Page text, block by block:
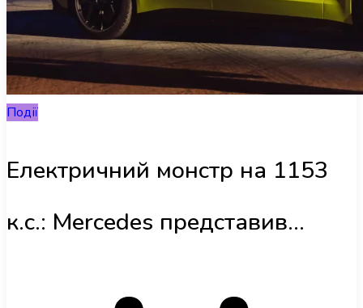
Інфраструктура
Огляди
Події
Електричний монстр на 1153
к.с.: Mercedes представив